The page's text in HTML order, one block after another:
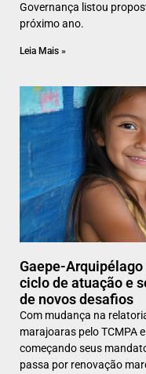
Governança listou
próximo ano.
Leia Mais »
Gaepe-
ciclo de atuação e
de novos desafios
Com mudança na
marajoaras pelo TCMPA
começando seus
passa por renovação